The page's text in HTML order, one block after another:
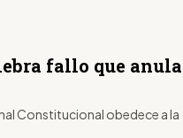
fallo que anula
Constitucional obedece a la